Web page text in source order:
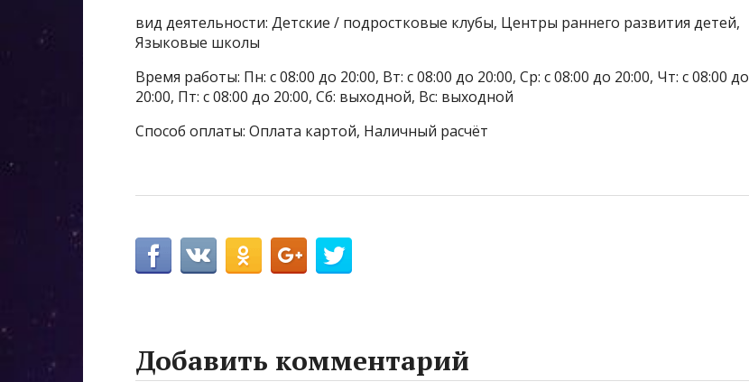
вид деятельности: Детские / подростковые клубы, Центры раннего развития детей,
Языковые школы
Время работы: Пн: с 08:00 до 20:00, Вт: с 08:00 до 20:00, Ср: с 08:00 до 20:00, Чт: с 08:00 до
20:00, Пт: с 08:00 до 20:00, Сб: выходной, Вс: выходной
Способ оплаты: Оплата картой, Наличный расчёт
Добавить комментарий